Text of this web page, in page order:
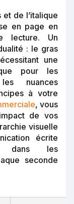
de l’italique
en page en
lecture. Un
: le gras
une
pour les
nuances
à votre
, vous
de vos
visuelle
écrite
dans les
seconde